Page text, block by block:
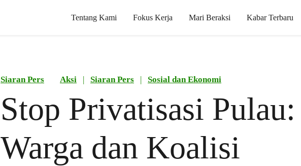
Tentang Kami Fokus Kerja Mari Beraksi Kabar Terbaru
Siaran Pers Aksi | Siaran Pers | Sosial dan Ekonomi
Stop Privatisasi Pulau:
Warga dan Koalisi